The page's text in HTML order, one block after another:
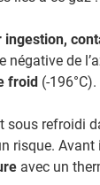
ingestion,
négative de
froid(-196°C).
sous refroidi
risque. Avant
avec un